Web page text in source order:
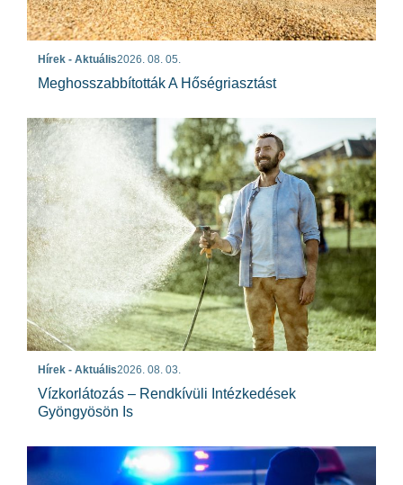
Hírek - Aktuális2026. 08. 05.
Meghosszabbították A Hőségriasztást
Hírek - Aktuális2026. 08. 03.
Vízkorlátozás – Rendkívüli Intézkedések
Gyöngyösön Is